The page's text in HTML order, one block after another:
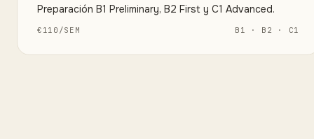
Preparación B1 Preliminary, B2 First y C1 Advanced.
€ 110 /SEM B1 · B2 · C1